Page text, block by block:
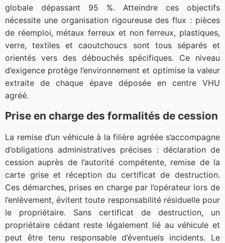
globale dépassant 95 %. Atteindre ces objectifs
nécessite une organisation rigoureuse des flux : pièces
de réemploi, métaux ferreux et non ferreux, plastiques,
verre, textiles et caoutchoucs sont tous séparés et
orientés vers des débouchés spécifiques. Ce niveau
d’exigence protège l’environnement et optimise la valeur
extraite de chaque épave déposée en centre VHU
agréé.
Prise en charge des formalités de cession
La remise d’un véhicule à la filière agréée s’accompagne
d’obligations administratives précises : déclaration de
cession auprès de l’autorité compétente, remise de la
carte grise et réception du certificat de destruction.
Ces démarches, prises en charge par l’opérateur lors de
l’enlèvement, évitent toute responsabilité résiduelle pour
le propriétaire. Sans certificat de destruction, un
propriétaire cédant reste légalement lié au véhicule et
peut être tenu responsable d’éventuels incidents. Le